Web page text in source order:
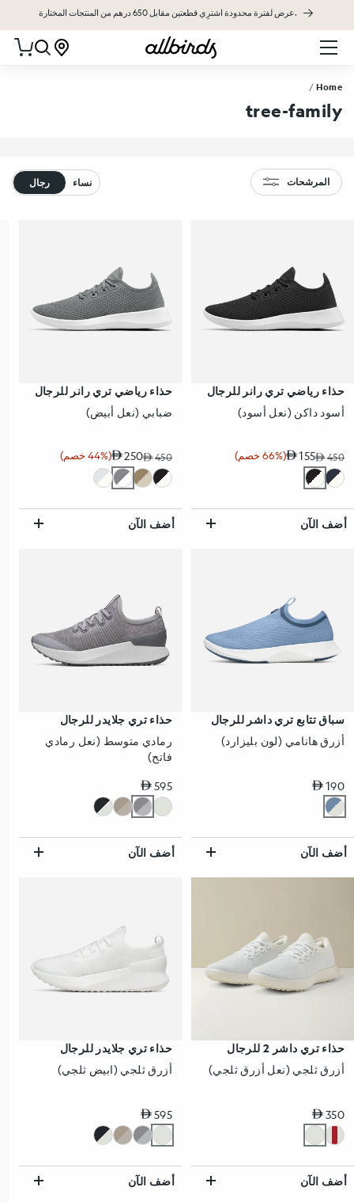
تخطى الى المحتوى عرض لفترة محدودة اشترِي قطعتين مقابل 650 درهم من المنتجات المختارة.
عربة
Home
/
tree-family
المرشحات نساء رجال
حذاء رياضي تري رانر للرجال
أسود داكن (نعل أسود)
سعر عادي
450
سعر البيع
155
نسبة الخصم(66% خصم)
أضف الآن
حذاء رياضي تري رانر للرجال
ضبابي (نعل أبيض)
سعر عادي
450
سعر البيع
250
نسبة الخصم (44% خصم)
أضف الآن
سباق تتابع تري داشر للرجال
أزرق هانامي (لون بليزارد)
سعر عادي
190
أضف الآن
حذاء تري جلايدر للرجال
رمادي متوسط (نعل رمادي
فاتح)
سعر عادي
595
أضف الآن
حذاء تري داشر 2 للرجال
أزرق ثلجي (نعل أزرق ثلجي)
سعر عادي
350
أضف الآن
حذاء تري جلايدر للرجال
أزرق ثلجي (ابيض ثلجي)
سعر عادي
595
أضف الآن